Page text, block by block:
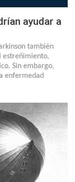
ayudar a
también
estreñimiento,
Sin embargo,
enfermedad